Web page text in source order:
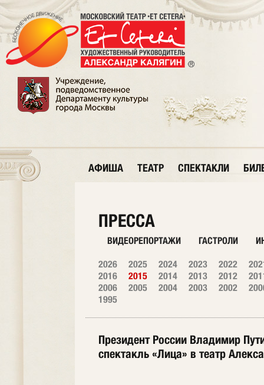
АФИША ТЕАТР СПЕКТАКЛИ
ПРЕССА
ВИДЕОРЕПОРТАЖИ ГАСТРОЛИ
2026 2025 2024 2023 2022
2016
2015 2014 2013 2012
2006
2005 2004 2003 2002
1995
Президент России Владимир
спектакль «Лица» в театр